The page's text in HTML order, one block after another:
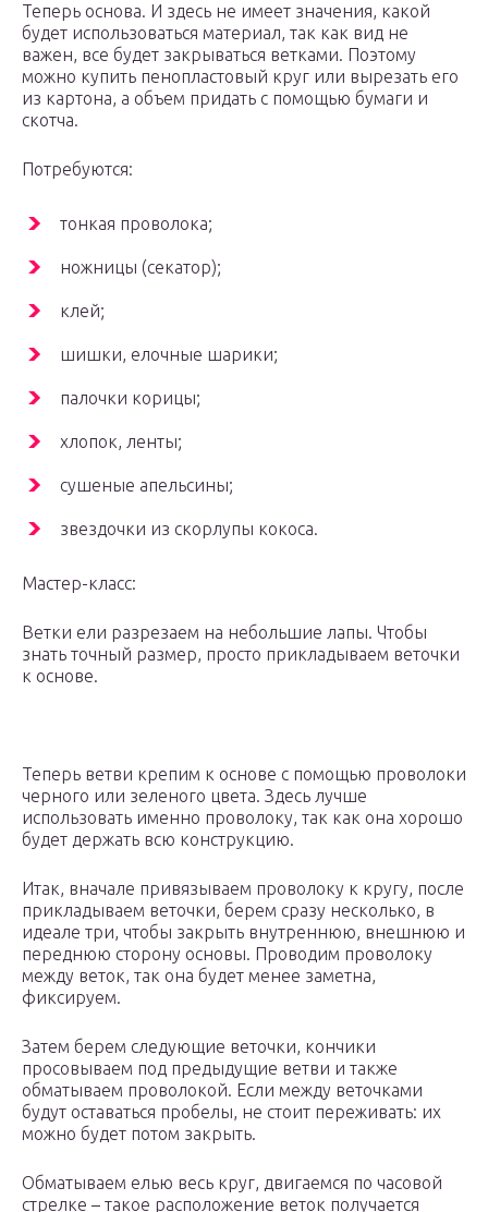
Теперь основа. И здесь не имеет значения, какой
будет использоваться материал, так как вид не
важен, все будет закрываться ветками. Поэтому
можно купить пенопластовый круг или вырезать его
из картона, а объем придать с помощью бумаги и
скотча.
Потребуются:
тонкая проволока;
ножницы (секатор);
клей;
шишки, елочные шарики;
палочки корицы;
хлопок, ленты;
сушеные апельсины;
звездочки из скорлупы кокоса.
Мастер-класс:
Ветки ели разрезаем на небольшие лапы. Чтобы
знать точный размер, просто прикладываем веточки
к основе.
Теперь ветви крепим к основе с помощью проволоки
черного или зеленого цвета. Здесь лучше
использовать именно проволоку, так как она хорошо
будет держать всю конструкцию.
Итак, вначале привязываем проволоку к кругу, после
прикладываем веточки, берем сразу несколько, в
идеале три, чтобы закрыть внутреннюю, внешнюю и
переднюю сторону основы. Проводим проволоку
между веток, так она будет менее заметна,
фиксируем.
Затем берем следующие веточки, кончики
просовываем под предыдущие ветви и также
обматываем проволокой. Если между веточками
будут оставаться пробелы, не стоит переживать: их
можно будет потом закрыть.
Обматываем елью весь круг, двигаемся по часовой
стрелке – такое расположение веток получается